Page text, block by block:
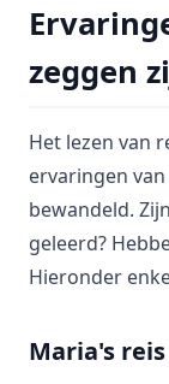
zeggen
Het lezen van
ervaringen
bewandeld.
geleerd?
Hieronder
Maria's